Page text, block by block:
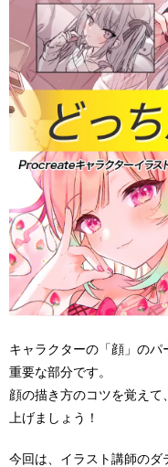
キャラクターの「顔」の
重要な部分です。
顔の描き方のコツを覚え
上げましょう！
今回は、イラスト講師の